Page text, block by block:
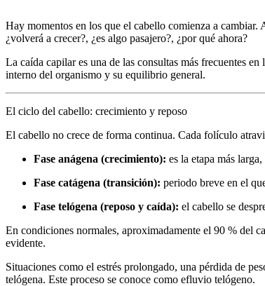
Hay momentos en los que el cabello comienza a
¿volverá a crecer?, ¿es algo pasajero?, ¿por qué ahora?
La caída capilar es una de las consultas más frecuentes
interno del organismo y su equilibrio general.
El ciclo del cabello: crecimiento y reposo
El cabello no crece de forma continua. Cada folículo
Fase anágena (crecimiento): es la etapa más
Fase catágena (transición): periodo breve en el
Fase telógena (reposo y caída): el cabello se
En condiciones normales, aproximadamente el 90 % del
evidente.
Situaciones como el estrés prolongado, una pérdida de
telógena. Este proceso se conoce como efluvio telógeno.